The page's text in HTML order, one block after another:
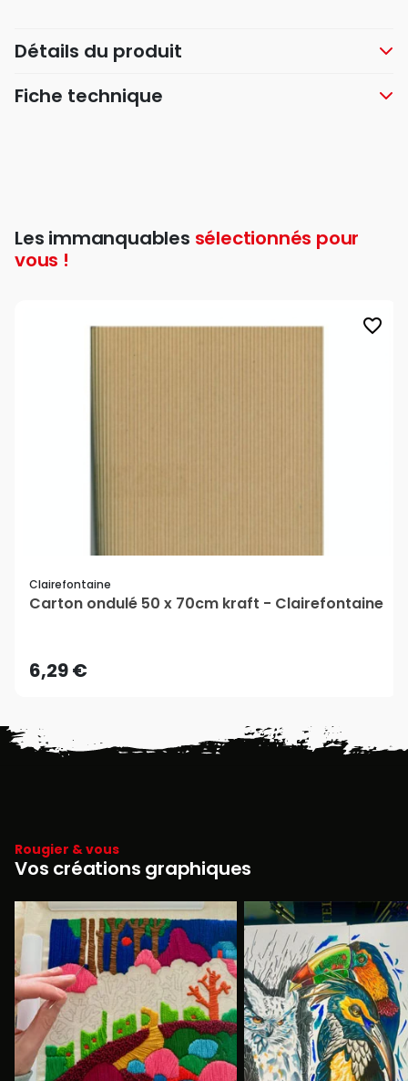
Détails du produit
Fiche technique
Les immanquables sélectionnés pour
vous !
favorite_border
Clairefontaine
Carton ondulé 50 x 70cm kraft - Clairefontaine
6,29 €
Rougier & vous
Vos créations graphiques